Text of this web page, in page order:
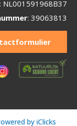
: NL001591968B37
: 39063813
by iClicks